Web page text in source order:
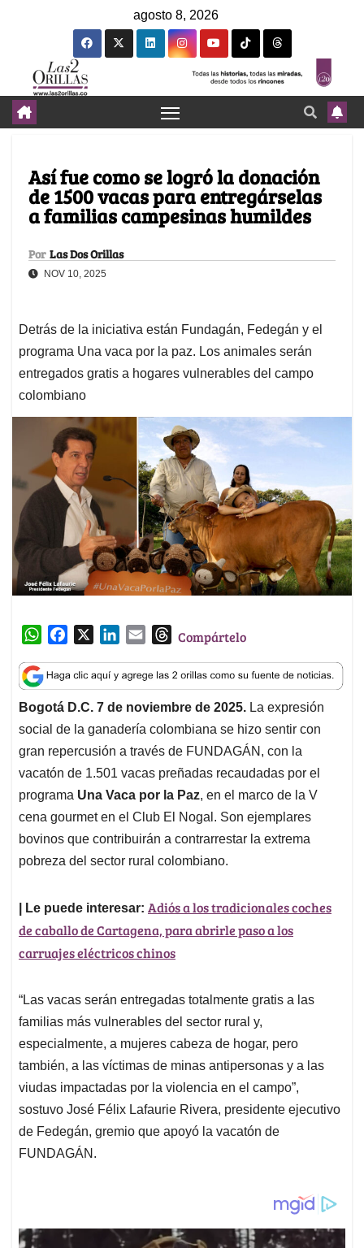
agosto 8, 2026
Así fue como se logró la donación
de 1500 vacas para entregárselas
a familias campesinas humildes
Por Las Dos Orillas
NOV 10, 2025
Detrás de la iniciativa están Fundagán, Fedegán y el
programa Una vaca por la paz. Los animales serán
entregados gratis a hogares vulnerables del campo
colombiano
W
a
t
s
A
p
p
c
e
b
o
o
k
n
k
e
d
I
n
a
i
l
T
r
e
a
d
s
Compártelo
Bogotá D.C. 7 de noviembre de 2025. La expresión
social de la ganadería colombiana se hizo sentir con
gran repercusión a través de FUNDAGÁN, con la
vacatón de 1.501 vacas preñadas recaudadas por el
programa Una Vaca por la Paz, en el marco de la V
cena gourmet en el Club El Nogal. Son ejemplares
bovinos que contribuirán a contrarrestar la extrema
pobreza del sector rural colombiano.
| Le puede interesar: Adiós a los tradicionales coches
de caballo de Cartagena, para abrirle paso a los
carruajes eléctricos chinos
“Las vacas serán entregadas totalmente gratis a las
familias más vulnerables del sector rural y,
especialmente, a mujeres cabeza de hogar, pero
también, a las víctimas de minas antipersonas y a las
viudas impactadas por la violencia en el campo”,
sostuvo José Félix Lafaurie Rivera, presidente ejecutivo
de Fedegán, gremio que apoyó la vacatón de
FUNDAGÁN.